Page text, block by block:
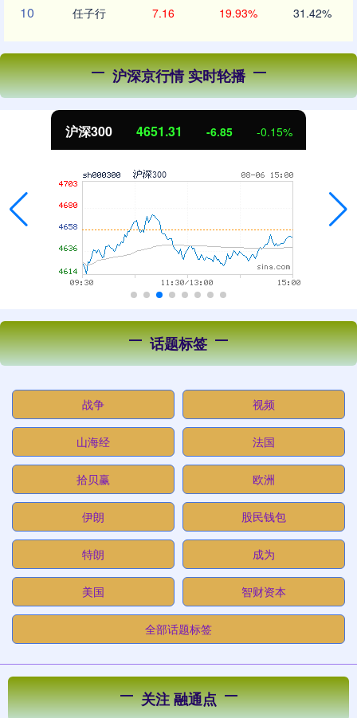
10 任子行 7.16 19.93% 31.42%
沪深京行情 实时轮播
北证50 1122.88
话题标签
战争 视频
山海经 法国
拾贝赢 欧洲
伊朗 股民钱包
特朗 成为
美国 智财资本
全部话题标签
关注 融通点